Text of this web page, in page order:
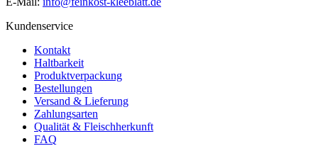
Kundenservice
Kontakt
Haltbarkeit
Produktverpackung
Bestellungen
Versand & Lieferung
Zahlungsarten
Qualität & Fleischherkunft
FAQ